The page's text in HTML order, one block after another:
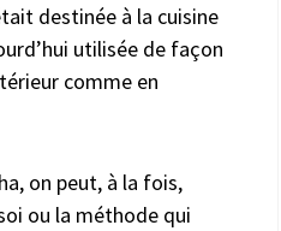
destinée à la cuisine
utilisée de façon
comme en
on peut, à la fois,
ou la méthode qui